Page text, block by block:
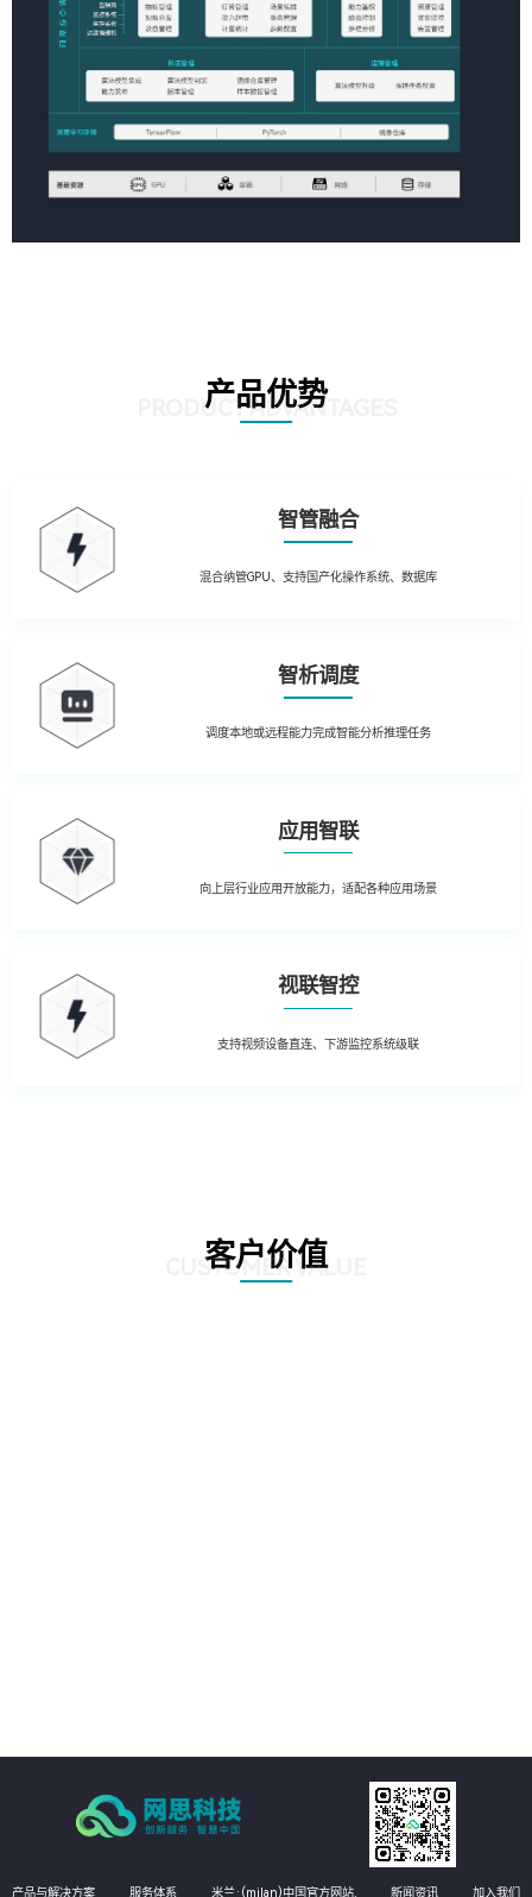
产品优势
PRODUCT ADVANTAGES
智管融合
混合纳管GPU、支持国产化操作系统、数据库
智析调度
调度本地或远程能力完成智能分析推理任务
应用智联
向上层行业应用开放能力，适配各种应用场景
视联智控
支持视频设备直连、下游监控系统级联
客户价值
CUSTOMER VALUE
产品与解决方案 服务体系 米兰·(milan)中国官方网站, 新闻资讯 加入我们